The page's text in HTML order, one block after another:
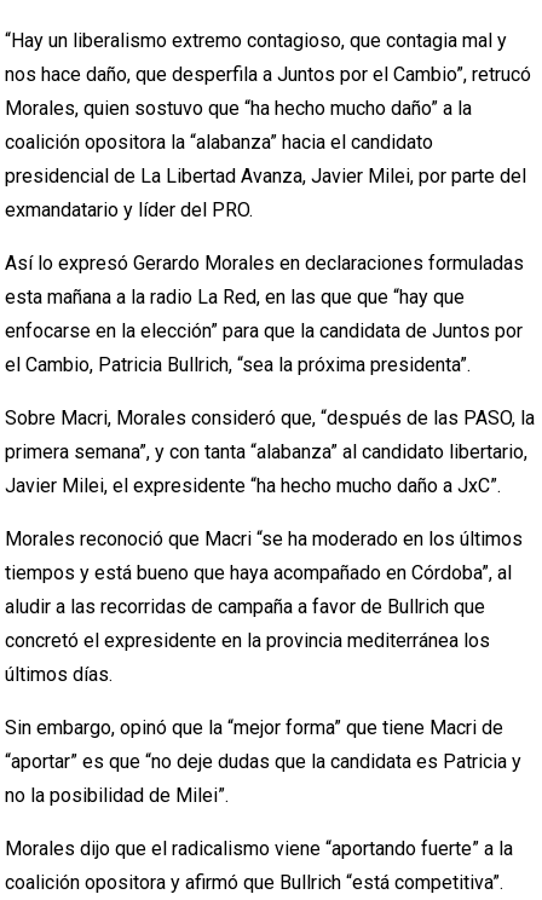
“Hay un liberalismo extremo contagioso, que contagia mal y
nos hace daño, que desperfila a Juntos por el Cambio”, retrucó
Morales, quien sostuvo que “ha hecho mucho daño” a la
coalición opositora la “alabanza” hacia el candidato
presidencial de La Libertad Avanza, Javier Milei, por parte del
exmandatario y líder del PRO.
Así lo expresó Gerardo Morales en declaraciones formuladas
esta mañana a la radio La Red, en las que que “hay que
enfocarse en la elección” para que la candidata de Juntos por
el Cambio, Patricia Bullrich, “sea la próxima presidenta”.
Sobre Macri, Morales consideró que, “después de las PASO, la
primera semana”, y con tanta “alabanza” al candidato libertario,
Javier Milei, el expresidente “ha hecho mucho daño a JxC”.
Morales reconoció que Macri “se ha moderado en los últimos
tiempos y está bueno que haya acompañado en Córdoba”, al
aludir a las recorridas de campaña a favor de Bullrich que
concretó el expresidente en la provincia mediterránea los
últimos días.
Sin embargo, opinó que la “mejor forma” que tiene Macri de
“aportar” es que “no deje dudas que la candidata es Patricia y
no la posibilidad de Milei”.
Morales dijo que el radicalismo viene “aportando fuerte” a la
coalición opositora y afirmó que Bullrich “está competitiva”.